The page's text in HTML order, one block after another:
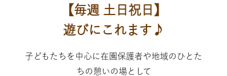
【毎週 土日祝日】
遊びにこれます♪
子どもたちを中心に在園保護者や地域のひとた
ちの憩いの場として